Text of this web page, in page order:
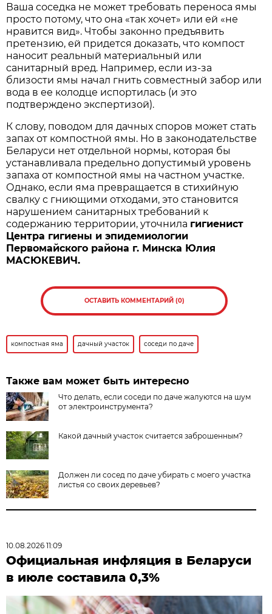
Ваша соседка не может требовать переноса ямы
просто потому, что она «так хочет» или ей «не
нравится вид». Чтобы законно предъявить
претензию, ей придется доказать, что компост
наносит реальный материальный или
санитарный вред. Например, если из-за
близости ямы начал гнить совместный забор или
вода в ее колодце испортилась (и это
подтверждено экспертизой).
К слову, поводом для дачных споров может стать
запах от компостной ямы. Но в законодательстве
Беларуси нет отдельной нормы, которая бы
устанавливала предельно допустимый уровень
запаха от компостной ямы на частном участке.
Однако, если яма превращается в стихийную
свалку с гниющими отходами, это становится
нарушением санитарных требований к
содержанию территории, уточнила гигиенист
Центра гигиены и эпидемиологии
Первомайского района г. Минска Юлия
МАСЮКЕВИЧ.
ОСТАВИТЬ КОММЕНТАРИЙ (0)
компостная яма дачный участок соседи по даче
Также вам может быть интересно
Что делать, если соседи по даче жалуются на шум
от электроинструмента?
Какой дачный участок считается заброшенным?
Должен ли сосед по даче убирать с моего участка
листья со своих деревьев?
10.08.2026 11:09
Официальная инфляция в Беларуси
в июле составила 0,3%